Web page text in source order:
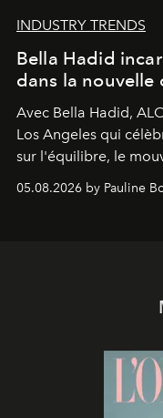
INDUSTRY TRENDS
Bella Hadid
dans la nouvelle
Avec Bella Hadid,
Los Angeles qui
sur l'équilibre, le
05.08.2026 by Pauline